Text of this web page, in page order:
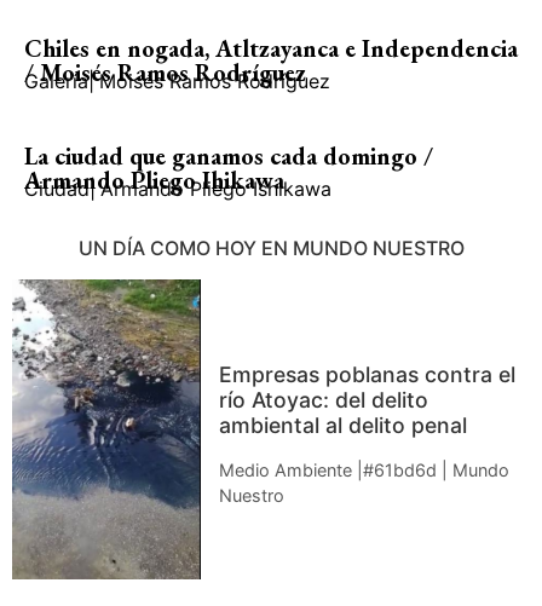
Chiles en nogada, Atltzayanca e Independencia
/ Moisés Ramos Rodríguez
Galería| Moisés Ramos Rodríguez
La ciudad que ganamos cada domingo /
Armando Pliego Ihikawa
Ciudad| Armando Pliego Ishikawa
UN DÍA COMO HOY EN MUNDO NUESTRO
Empresas poblanas contra el
río Atoyac: del delito
ambiental al delito penal
Medio Ambiente |#61bd6d | Mundo
Nuestro